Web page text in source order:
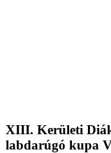
XIII. Kerületi
labdarúgó kupa